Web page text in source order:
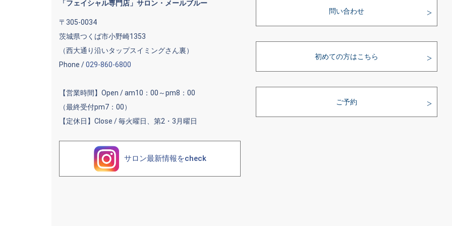
「フェイシャル専門店」サロン・メールブルー
〒305-0034
茨城県つくば市小野崎1353
（西大通り沿いタップスイミングさん裏）
Phone /029-860-6800
【営業時間】Open / am10：00～pm8：00
（最終受付pm7：00）
【定休日】Close / 毎火曜日、第2・3月曜日
サロン最新情報をcheck
問い合わせ
初めての方はこちら
ご予約